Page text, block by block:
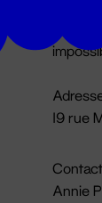
19 rue
Annie